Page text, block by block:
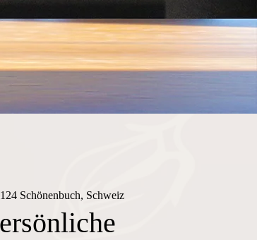
Schönenbuch, Schweiz